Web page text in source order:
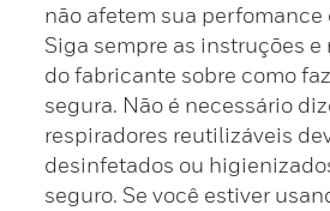
não afetem sua perfomance
Siga sempre as instruções
do fabricante sobre como
segura. Não é necessário
respiradores reutilizáveis
desinfetados ou
seguro. Se você estiver